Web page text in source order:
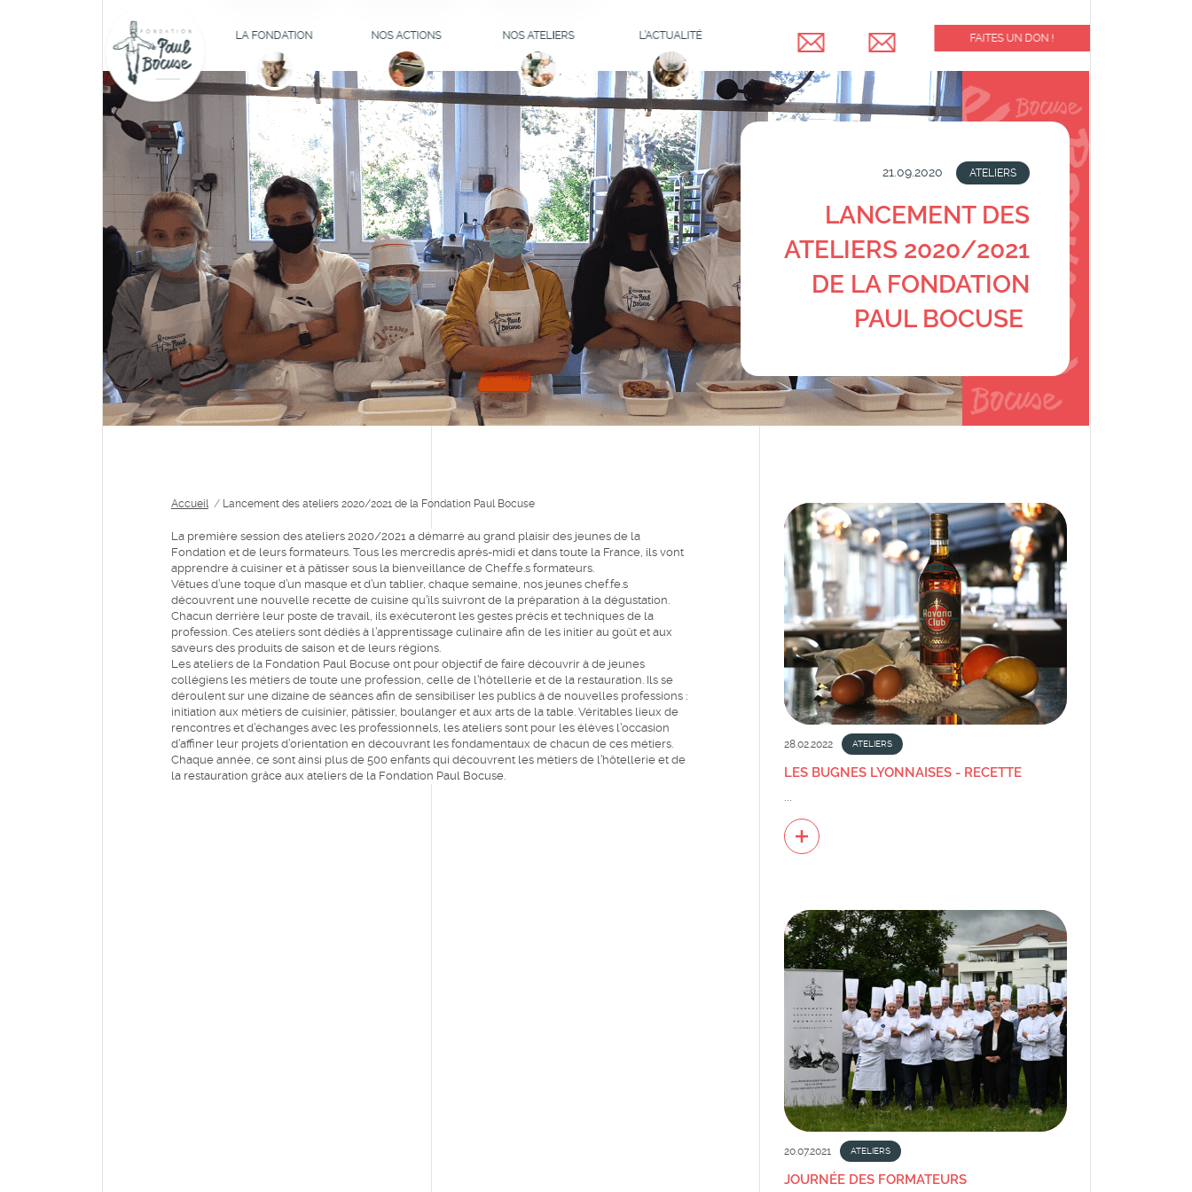
LA FONDATION
LES MEMBRES DU
CONSEIL
D'ADMINISTRATION
LES MEMBRES
FONDATEURS
ILS TÉMOIGNENT
NOS ACTIONS
CULINAIRE
FORMATION
BOCUSE
HER'ITAGE
BOURSES D'ÉTUDE
DÉFIBRILLATEURS
LIFEAZ
JOURNÉES
PÉDAGOGIQUES
(RE)INSERTION
PROFESSIONNELLE
NOS ATELIERS
LISTE D'ATTENTE
DES ATELIERS
LA FONDATION
VOUS AIDE
LEURS AVIS
ATELIERS
CULINAIRES POUR
ENTREPRISES
L’ACTUALITÉ FAITES UN DON !
21.09.2020 ATELIERS
LANCEMENT DES
ATELIERS 2020/2021
DE LA FONDATION
PAUL BOCUSE
Accueil/ Lancement des ateliers 2020/2021 de la Fondation Paul Bocuse
La première session des ateliers 2020/2021 a démarré au grand plaisir des jeunes de la
Fondation et de leurs formateurs. Tous les mercredis après-midi et dans toute la France, ils vont
apprendre à cuisiner et à pâtisser sous la bienveillance de Chef.fe.s formateurs.
Vêtues d’une toque d’un masque et d’un tablier, chaque semaine, nos jeunes chef.fe.s
découvrent une nouvelle recette de cuisine qu’ils suivront de la préparation à la dégustation.
Chacun derrière leur poste de travail, ils exécuteront les gestes précis et techniques de la
profession. Ces ateliers sont dédiés à l’apprentissage culinaire afin de les initier au goût et aux
saveurs des produits de saison et de leurs régions.
Les ateliers de la Fondation Paul Bocuse ont pour objectif de faire découvrir à de jeunes
collégiens les métiers de toute une profession, celle de l’hôtellerie et de la restauration. Ils se
déroulent sur une dizaine de séances afin de sensibiliser les publics à de nouvelles professions :
initiation aux métiers de cuisinier, pâtissier, boulanger et aux arts de la table. Véritables lieux de
rencontres et d’échanges avec les professionnels, les ateliers sont pour les élèves l’occasion
d’affiner leur projets d’orientation en découvrant les fondamentaux de chacun de ces métiers.
Chaque année, ce sont ainsi plus de 500 enfants qui découvrent les métiers de l’hôtellerie et de
la restauration grâce aux ateliers de la Fondation Paul Bocuse.
28.02.2022 ATELIERS
LES BUGNES LYONNAISES - RECETTE
...
20.07.2021 ATELIERS
JOURNÉE DES FORMATEURS